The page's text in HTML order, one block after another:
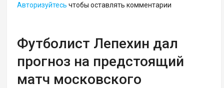
Авторизуйтесь чтобы оставлять комментарии
Футболист Лепехин дал
прогноз на предстоящий
матч московского